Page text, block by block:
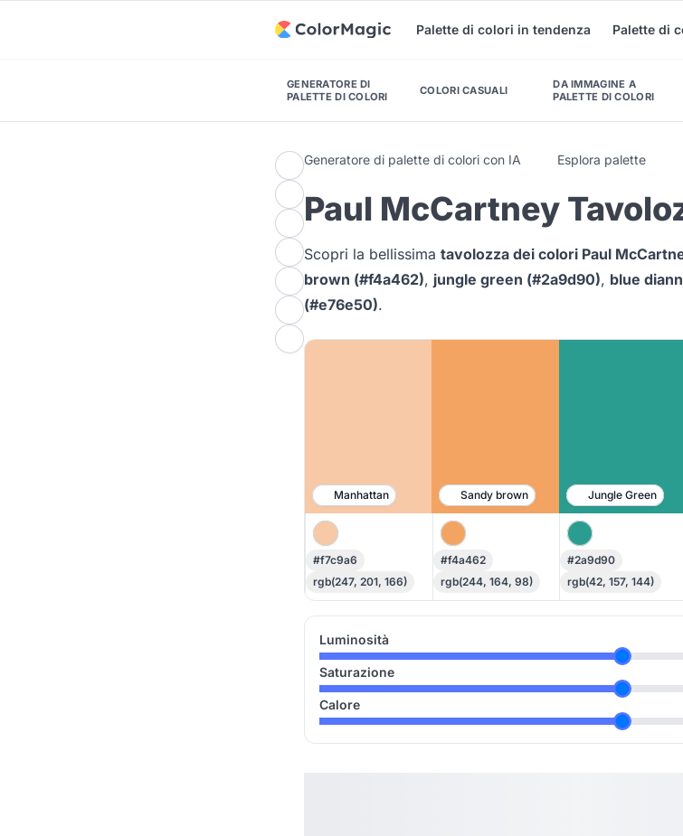
Palette di colori in tendenza Palette di
GENERATORE DI
PALETTE DI COLORI
COLORI CASUALI
DA IMMAGINE A
PALETTE DI COLORI
Generatore di palette di colori con IA Esplora palette
Paul McCartney
Scopri la bellissima tavolozza dei colori Paul
brown (#f4a462), jungle green (#2a9d90), blue
(#e76e50).
Manhattan Sandy brown Jungle Green
#f7c9a6
rgb(247, 201, 166)
#f4a462
rgb(244, 164, 98)
#2a9d90
rgb(42, 157, 144)
Luminosità
Saturazione
Calore